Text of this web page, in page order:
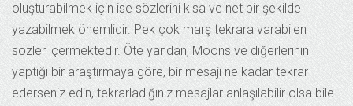
oluşturabilmek için ise sözlerini kısa ve net bir şekilde
yazabilmek önemlidir. Pek çok marş tekrara varabilen
sözler içermektedir. Öte yandan, Moons ve diğerlerinin
yaptığı bir araştırmaya göre, bir mesajı ne kadar tekrar
ederseniz edin, tekrarladığınız mesajlar anlaşılabilir olsa bile